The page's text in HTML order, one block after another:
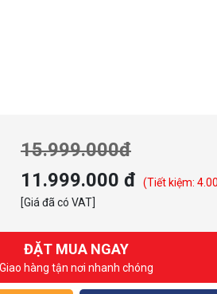
15.999.000đ
11.999.000 đ
(Tiết kiệm:
[Giá đã có VAT]
ĐẶT MUA NGAY
Giao hàng tận nơi nhanh chóng